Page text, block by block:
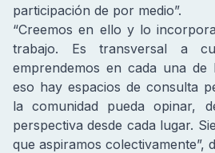
participación de por medio”.
“Creemos en ello y lo
trabajo. Es transversal a
emprendemos en cada una
eso hay espacios de consulta
la comunidad pueda opinar,
perspectiva desde cada lugar.
que aspiramos colectivamente”,